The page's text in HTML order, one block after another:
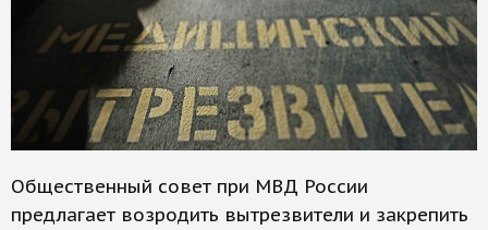
Общественный совет при МВД России
предлагает возродить вытрезвители и закрепить